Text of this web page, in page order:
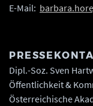
E-Mail:
Dipl.-Soz. Sven
Öffentlichkeit &
Österreichische